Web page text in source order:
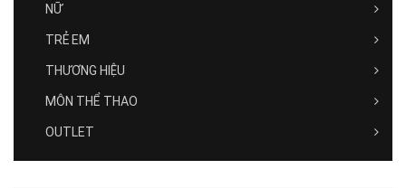
NỮ
TRẺ EM
THƯƠNG HIỆU
MÔN THỂ THAO
OUTLET